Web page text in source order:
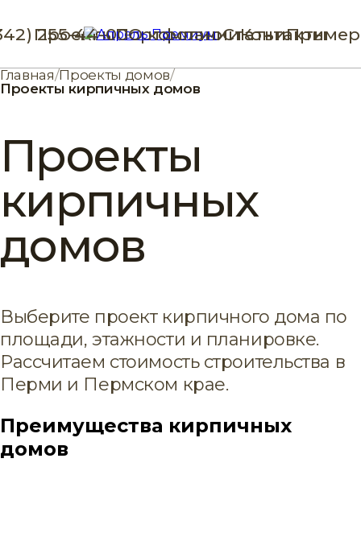
ПроектыПортфолиоСтатьиПример
255-44-00О компанииКонтакты
Главная/Проекты домов/
Проекты кирпичных домов
Проекты
кирпичных
домов
Выберите проект кирпичного дома по
площади, этажности и планировке.
Рассчитаем стоимость строительства в
Перми и Пермском крае.
Преимущества кирпичных
домов